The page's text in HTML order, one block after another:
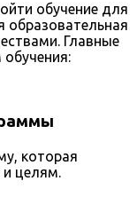
обучение для
образовательная
Главные
которая
целям.